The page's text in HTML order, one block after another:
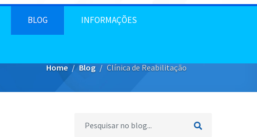
BLOG INFORMAÇÕES
Home Blog Clínica de Reabilitação